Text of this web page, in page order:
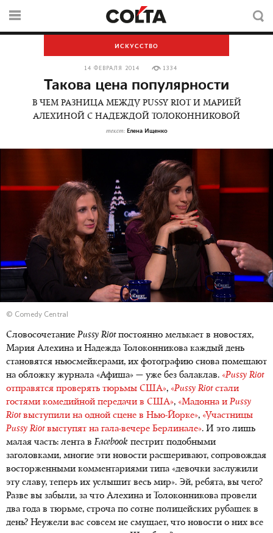
ИСКУССТВО
14 ФЕВРАЛЯ 2014 1334
Такова цена популярности
В ЧЕМ РАЗНИЦА МЕЖДУ PUSSY RIOT И МАРИЕЙ
АЛЕХИНОЙ С НАДЕЖДОЙ ТОЛОКОННИКОВОЙ
текст: Елена Ищенко
© Comedy Central
СловосочетаниеPussy Riotпостоянно мелькает в новостях,
Мария Алехина и Надежда Толоконникова каждый день
становятся ньюсмейкерами, их фотографию снова помещают
на обложку журнала «Афиша» — уже без балаклав. «Pussy Riot
отправятся проверять тюрьмы США», «Pussy Riotстали
гостями комедийной передачи в США», «Мадонна иPussy
Riotвыступили на одной сцене в Нью-Йорке», «Участницы
Pussy Riotвыступят на гала-вечере Берлинале». И это лишь
малая часть: лента вFacebook пестрит подобными
заголовками, многие эти новости расшеривают, сопровождая
восторженными комментариями типа «девочки заслужили
эту славу, теперь их услышит весь мир». Эй, ребята, вы чего?
Разве вы забыли, за что Алехина и Толоконникова провели
два года в тюрьме, строча по сотне полицейских рубашек в
день? Неужели вас совсем не смущает, что новости о них все